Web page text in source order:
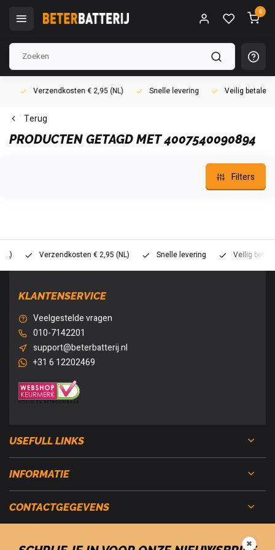
0
Verzendkosten € 2,95 (NL) Snelle levering Veilig betalen
Terug
PRODUCTEN GETAGD MET 4007540090894
Filters
Verzendkosten € 2,95 (NL) Snelle levering Veilig betalen
KLANTENSERVICE
Veelgestelde vragen
010-7142201
support@beterbatterij.nl
+31 6 12202469
USEFULL LINKS
INFORMATIE
CONTACTGEGEVENS
✖